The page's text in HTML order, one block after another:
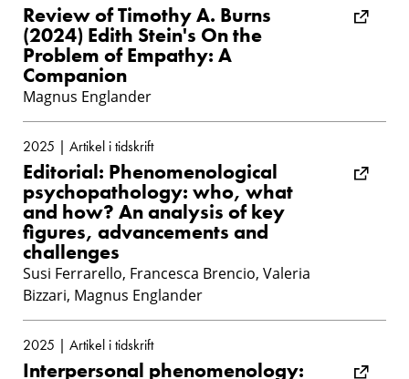
Review of Timothy A. Burns
(2024) Edith Stein's On the
Problem of Empathy: A
Companion
Magnus Englander
2025 | Artikel i tidskrift
Editorial: Phenomenological
psychopathology: who, what
and how? An analysis of key
figures, advancements and
challenges
Susi Ferrarello, Francesca Brencio, Valeria
Bizzari, Magnus Englander
2025 | Artikel i tidskrift
Interpersonal phenomenology: